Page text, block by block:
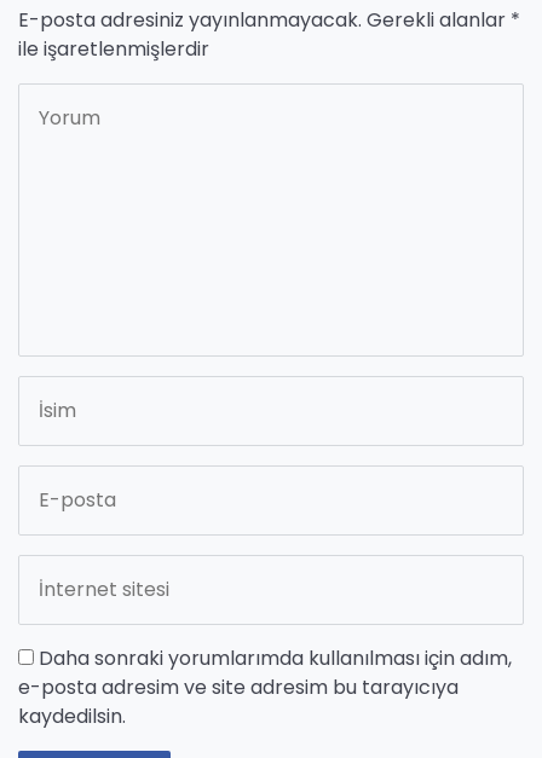
E-posta adresiniz yayınlanmayacak. Gerekli alanlar *
ile işaretlenmişlerdir
Daha sonraki yorumlarımda kullanılması için adım,
e-posta adresim ve site adresim bu tarayıcıya
kaydedilsin.